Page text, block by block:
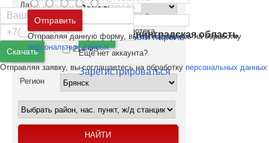
Москва и
Московская область
Санкт-Петербург иЛенинградская область
Пароль
Войти Забыли пароль
Ещё нет аккаунта?
Зарегистрироваться
Дата
сдачи
Новый
Ипотека
214 ФЗ
Регион
Скачать
Отправляя заявку, вы соглашаетесь на обработку персональных данных
Отправить
Отправляя данную форму, вы соглашаетесь на обработку
персональных данных